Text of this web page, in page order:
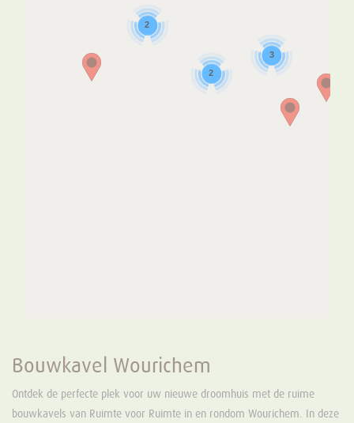
2
2
3
Bouwkavel Wourichem
Ontdek de perfecte plek voor uw nieuwe droomhuis met de ruime
bouwkavels van Ruimte voor Ruimte in en rondom Wourichem. In deze